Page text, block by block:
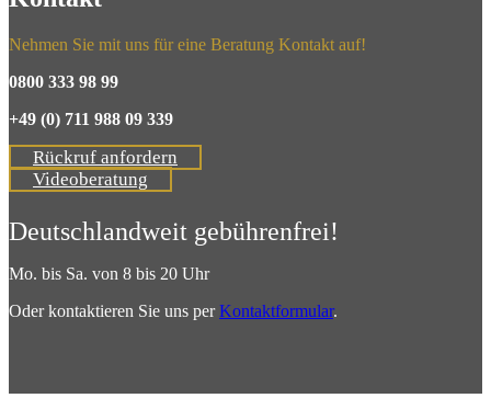
Nehmen Sie mit uns für eine Beratung Kontakt auf!
0800 333 98 99
+49 (0) 711 988 09 339
Rückruf anfordern
Videoberatung
Deutschlandweit gebührenfrei!
Mo. bis Sa. von 8 bis 20 Uhr
Oder kontaktieren Sie uns perKontaktformular.